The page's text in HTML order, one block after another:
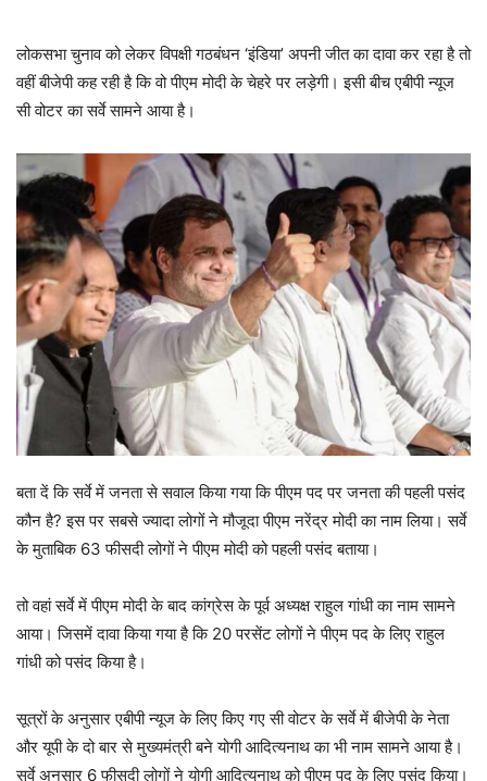
लोकसभा चुनाव को लेकर विपक्षी गठबंधन ‘इंडिया’ अपनी जीत का दावा कर रहा है तो
वहीं बीजेपी कह रही है कि वो पीएम मोदी के चेहरे पर लड़ेगी। इसी बीच एबीपी न्यूज
सी वोटर का सर्वे सामने आया है।
बता दें कि सर्वे में जनता से सवाल किया गया कि पीएम पद पर जनता की पहली पसंद
कौन है? इस पर सबसे ज्यादा लोगों ने मौजूदा पीएम नरेंद्र मोदी का नाम लिया। सर्वे
के मुताबिक 63 फीसदी लोगों ने पीएम मोदी को पहली पसंद बताया।
तो वहां सर्वे में पीएम मोदी के बाद कांग्रेस के पूर्व अध्यक्ष राहुल गांधी का नाम सामने
आया। जिसमें दावा किया गया है कि 20 परसेंट लोगों ने पीएम पद के लिए राहुल
गांधी को पसंद किया है।
सूत्रों के अनुसार एबीपी न्यूज के लिए किए गए सी वोटर के सर्वे में बीजेपी के नेता
और यूपी के दो बार से मुख्यमंत्री बने योगी आदित्यनाथ का भी नाम सामने आया है।
सर्वे अनुसार 6 फीसदी लोगों ने योगी आदित्यनाथ को पीएम पद के लिए पसंद किया।